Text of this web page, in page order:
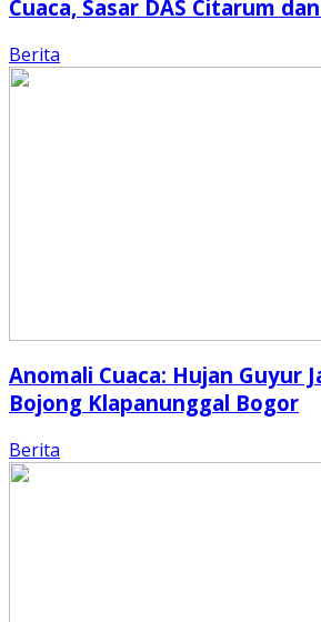
Cuaca, Sasar DAS Citarum
Berita
Anomali Cuaca: Hujan Guyur
Bojong Klapanunggal Bogor
Berita